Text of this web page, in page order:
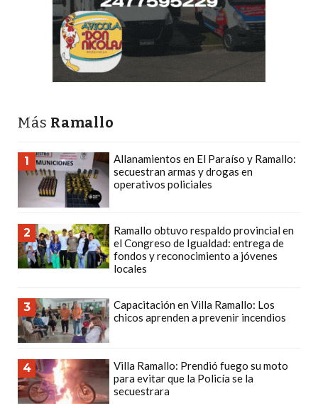
PROTEÍNA,
CREATINA
ENTRENO
ASESORAMIENTO
QUÉ
ES
CHANGUITO.COM.AR
CÓMO
FUNCIONA:
CREAR
ONLINE
CON
PEDIDOS
POR
WHATSAPP
TIENDA
Más Ramallo
1
Allanamientos en El Paraíso y Ramallo:
secuestran armas y drogas en
operativos policiales
2
Ramallo obtuvo respaldo provincial en
el Congreso de Igualdad: entrega de
fondos y reconocimiento a jóvenes
locales
3
Capacitación en Villa Ramallo: Los
chicos aprenden a prevenir incendios
4
Villa Ramallo: Prendió fuego su moto
para evitar que la Policía se la
secuestrara